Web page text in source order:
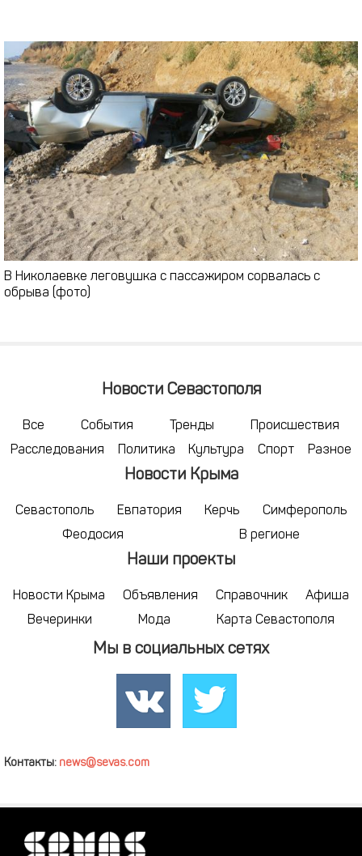
В Николаевке леговушка с пассажиром сорвалась с
обрыва (фото)
Новости Севастополя
Все События Тренды
Происшествия
Расследования
Политика Культура Спорт Разное
Новости Крыма
Севастополь Евпатория Керчь
Симферополь
Феодосия
В регионе
Наши проекты
Новости Крыма Объявления Справочник
Афиша
Вечеринки
Мода Карта Севастополя
Мы в социальных сетях
Контакты: news@sevas.com